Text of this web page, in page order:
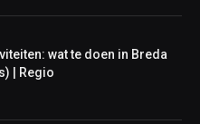
wat te doen in Breda
| Regio